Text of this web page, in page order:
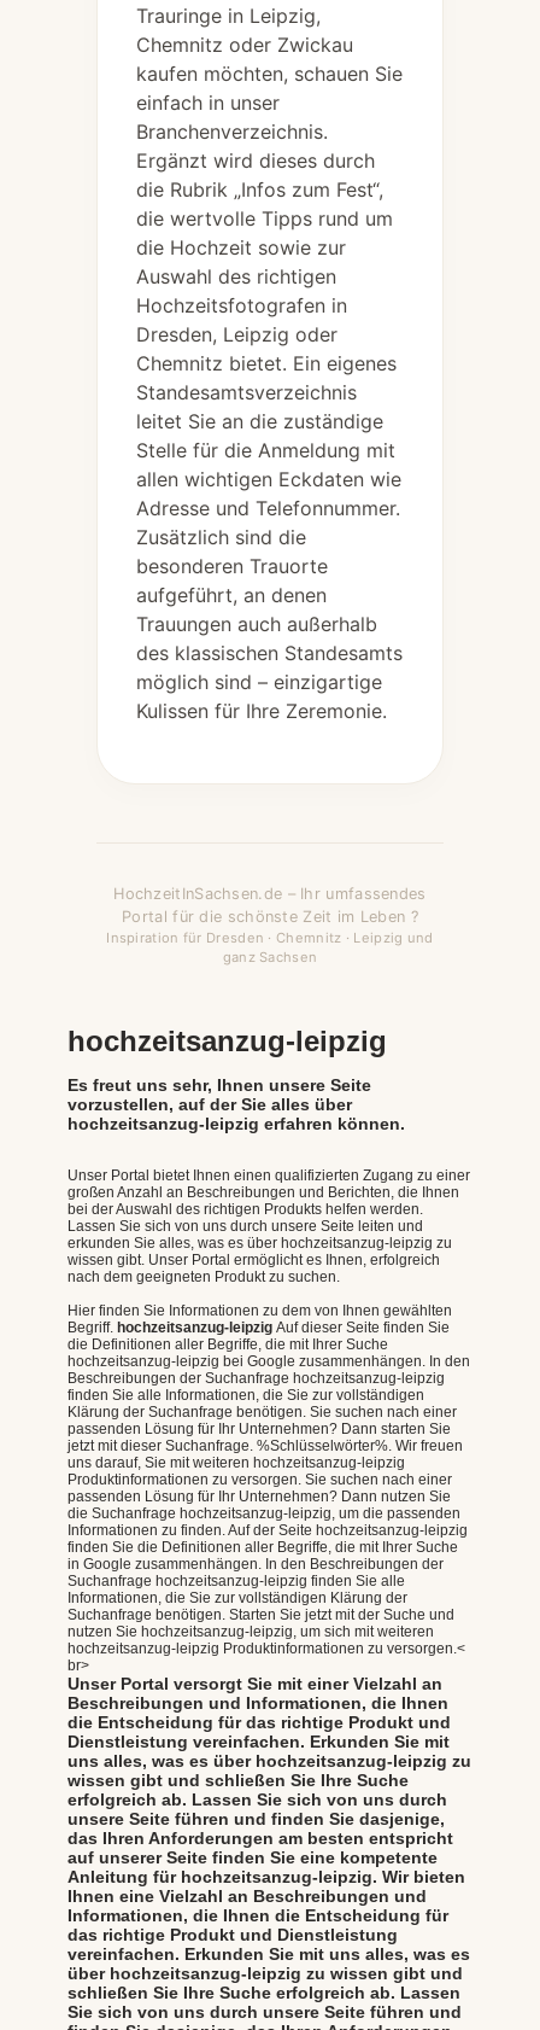
Trauringe in Leipzig,
Chemnitz oder Zwickau
kaufen möchten, schauen Sie
einfach in unser
Branchenverzeichnis.
Ergänzt wird dieses durch
die Rubrik „Infos zum Fest“,
die wertvolle Tipps rund um
die Hochzeit sowie zur
Auswahl des richtigen
Hochzeitsfotografen in
Dresden, Leipzig oder
Chemnitz bietet. Ein eigenes
Standesamtsverzeichnis
leitet Sie an die zuständige
Stelle für die Anmeldung mit
allen wichtigen Eckdaten wie
Adresse und Telefonnummer.
Zusätzlich sind die
besonderen Trauorte
aufgeführt, an denen
Trauungen auch außerhalb
des klassischen Standesamts
möglich sind – einzigartige
Kulissen für Ihre Zeremonie.
HochzeitInSachsen.de – Ihr umfassendes
Portal für die schönste Zeit im Leben ?
Inspiration für Dresden · Chemnitz · Leipzig und
ganz Sachsen
hochzeitsanzug-leipzig
Es freut uns sehr, Ihnen unsere Seite
vorzustellen, auf der Sie alles über
hochzeitsanzug-leipzig erfahren können.
Unser Portal bietet Ihnen einen qualifizierten Zugang zu einer
großen Anzahl an Beschreibungen und Berichten, die Ihnen
bei der Auswahl des richtigen Produkts helfen werden.
Lassen Sie sich von uns durch unsere Seite leiten und
erkunden Sie alles, was es über hochzeitsanzug-leipzig zu
wissen gibt. Unser Portal ermöglicht es Ihnen, erfolgreich
nach dem geeigneten Produkt zu suchen.
Hier finden Sie Informationen zu dem von Ihnen gewählten
Begriff. hochzeitsanzug-leipzig Auf dieser Seite finden Sie
die Definitionen aller Begriffe, die mit Ihrer Suche
hochzeitsanzug-leipzig bei Google zusammenhängen. In den
Beschreibungen der Suchanfrage hochzeitsanzug-leipzig
finden Sie alle Informationen, die Sie zur vollständigen
Klärung der Suchanfrage benötigen. Sie suchen nach einer
passenden Lösung für Ihr Unternehmen? Dann starten Sie
jetzt mit dieser Suchanfrage. %Schlüsselwörter%. Wir freuen
uns darauf, Sie mit weiteren hochzeitsanzug-leipzig
Produktinformationen zu versorgen. Sie suchen nach einer
passenden Lösung für Ihr Unternehmen? Dann nutzen Sie
die Suchanfrage hochzeitsanzug-leipzig, um die passenden
Informationen zu finden. Auf der Seite hochzeitsanzug-leipzig
finden Sie die Definitionen aller Begriffe, die mit Ihrer Suche
in Google zusammenhängen. In den Beschreibungen der
Suchanfrage hochzeitsanzug-leipzig finden Sie alle
Informationen, die Sie zur vollständigen Klärung der
Suchanfrage benötigen. Starten Sie jetzt mit der Suche und
nutzen Sie hochzeitsanzug-leipzig, um sich mit weiteren
hochzeitsanzug-leipzig Produktinformationen zu versorgen.<
br>
Unser Portal versorgt Sie mit einer Vielzahl an
Beschreibungen und Informationen, die Ihnen
die Entscheidung für das richtige Produkt und
Dienstleistung vereinfachen. Erkunden Sie mit
uns alles, was es über hochzeitsanzug-leipzig zu
wissen gibt und schließen Sie Ihre Suche
erfolgreich ab. Lassen Sie sich von uns durch
unsere Seite führen und finden Sie dasjenige,
das Ihren Anforderungen am besten entspricht
auf unserer Seite finden Sie eine kompetente
Anleitung für hochzeitsanzug-leipzig. Wir bieten
Ihnen eine Vielzahl an Beschreibungen und
Informationen, die Ihnen die Entscheidung für
das richtige Produkt und Dienstleistung
vereinfachen. Erkunden Sie mit uns alles, was es
über hochzeitsanzug-leipzig zu wissen gibt und
schließen Sie Ihre Suche erfolgreich ab. Lassen
Sie sich von uns durch unsere Seite führen und